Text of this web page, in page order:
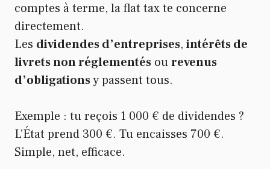
comptes à terme, la flat tax te concerne
directement.
Les dividendes d’entreprises, intérêts de
livrets non réglementés ourevenus
d’obligationsy passent tous.
Exemple : tu reçois 1 000 € de dividendes ?
L’État prend 300 €. Tu encaisses 700 €.
Simple, net, efficace.